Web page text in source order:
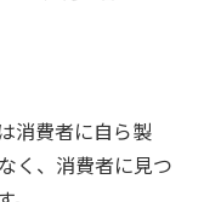
消費者に自ら製
く、消費者に見つ